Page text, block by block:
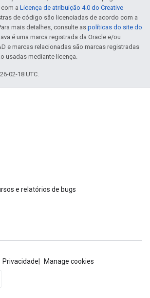
a Licença de atribuição 4.0 do Creative
de código são licenciadas de acordo com a
mais detalhes, consulte as políticas do site do
é uma marca registrada da Oracle e/ou
e marcas relacionadas são marcas registradas
usadas mediante licença.
02-18 UTC.
e relatórios de bugs
Privacidade Manage cookies